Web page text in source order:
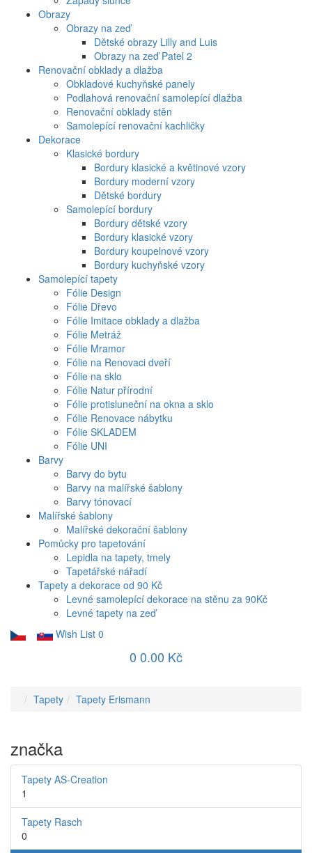
Obrazy
Obrazy na zeď
Dětské obrazy Lilly and Luis
Obrazy na zeď Patel 2
Renovační obklady a dlažba
Obkladové kuchyňské panely
Podlahová renovační samolepící dlažba
Renovační obklady stěn
Samolepící renovační kachličky
Dekorace
Klasické bordury
Bordury klasické a květinové vzory
Bordury moderní vzory
Dětské bordury
Samolepící bordury
Bordury dětské vzory
Bordury klasické vzory
Bordury koupelnové vzory
Bordury kuchyňské vzory
Samolepící tapety
Fólie Design
Fólie Dřevo
Fólie Imitace obklady a dlažba
Fólie Metráž
Fólie Mramor
Fólie na Renovaci dveří
Fólie na sklo
Fólie Natur přírodní
Fólie protisluneční na okna a sklo
Fólie Renovace nábytku
Fólie SKLADEM
Fólie UNI
Barvy
Barvy do bytu
Barvy na malířské šablony
Barvy tónovací
Malířské šablony
Malířské dekorační šablony
Pomůcky pro tapetování
Lepidla na tapety, tmely
Tapetářské nářadí
Tapety a dekorace od 90 Kč
Levné samolepící dekorace na stěnu za 90Kč
Levné tapety na zeď
Wish List 0
0 0.00 Kč
Tapety Tapety Erismann
značka
Tapety AS-Creation
1
Tapety Rasch
0